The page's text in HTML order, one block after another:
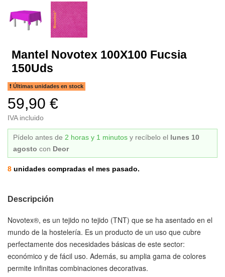
Mantel Novotex 100X100 Fucsia
150Uds
Últimas unidades en stock
59,90 €
IVA incluido
Pídelo antes de 2 horas y 1 minutos y recíbelo el lunes 10
agosto con Deor
8 unidades compradas el mes pasado.
Descripción
Novotex®, es un tejido no tejido (TNT) que se ha asentado en el
mundo de la hostelería. Es un producto de un uso que cubre
perfectamente dos necesidades básicas de este sector:
económico y de fácil uso. Además, su amplia gama de colores
permite infinitas combinaciones decorativas.